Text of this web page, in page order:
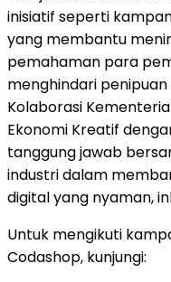
inisiatif seperti
yang membantu
pemahaman para
menghindari
Kolaborasi
Ekonomi Kreatif
tanggung jawab
industri dalam
digital yang nyaman,
Untuk mengikuti
Codashop, kunjungi: